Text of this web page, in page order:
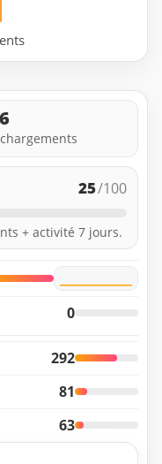
25/100
+ activité 7 jours.
0
292
81
63